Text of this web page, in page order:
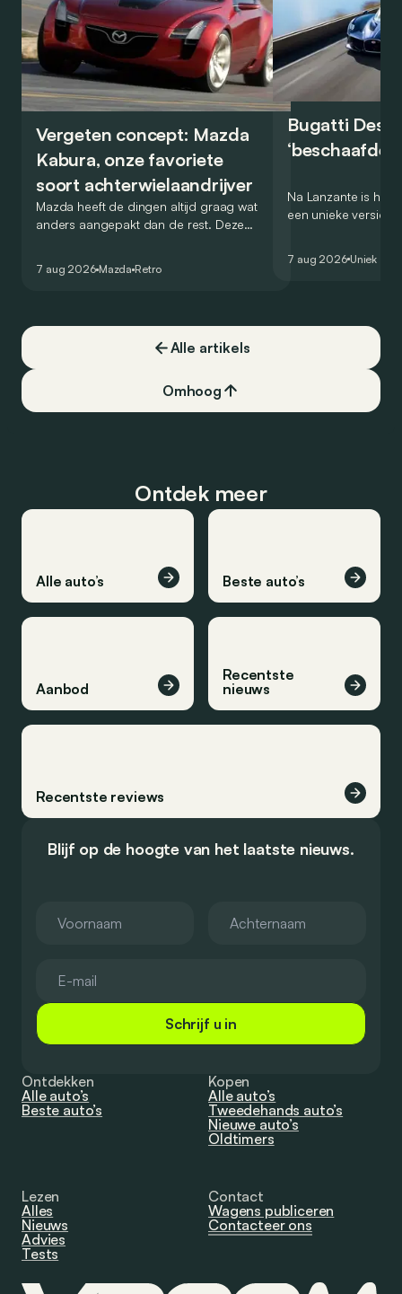
Vergeten concept: Mazda
Kabura, onze favoriete
soort achterwielaandrijver
Mazda heeft de dingen altijd graag wat
anders aangepakt dan de rest. Deze
7 aug 2026 Mazda Retro
Bugatti
‘beschaafde’
Na Lanzante is het
een unieke versie
7 aug 2026 Uniek
Alle artikels
Omhoog
Ontdek meer
Alle auto’s Beste auto’s
Aanbod
Recentste
nieuws
Recentste reviews
Blijf op de hoogte van het laatste nieuws.
Schrijf u in
Ontdekken
Alle auto’s
Beste auto’s
Kopen
Alle auto’s
Tweedehands auto’s
Nieuwe auto’s
Oldtimers
Lezen
Alles
Nieuws
Advies
Tests
Contact
Wagens publiceren
Contacteer ons